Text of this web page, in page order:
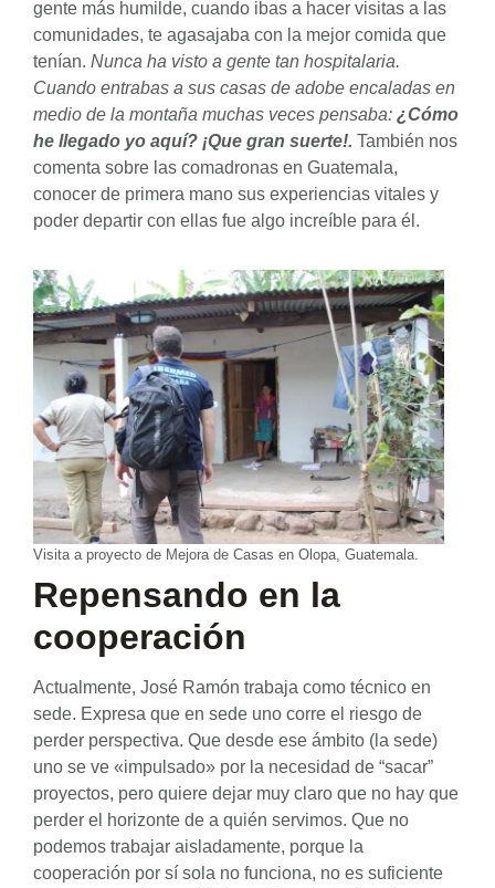
gente más humilde, cuando ibas a hacer visitas a las
comunidades, te agasajaba con la mejor comida que
tenían. Nunca ha visto a gente tan hospitalaria.
Cuando entrabas a sus casas de adobe encaladas en
medio de la montaña muchas veces pensaba: ¿Cómo
he llegado yo aquí? ¡Que gran suerte!. También nos
comenta sobre las comadronas en Guatemala,
conocer de primera mano sus experiencias vitales y
poder departir con ellas fue algo increíble para él.
Visita a proyecto de Mejora de Casas en Olopa, Guatemala.
Repensando en la
cooperación
Actualmente, José Ramón trabaja como técnico en
sede. Expresa que en sede uno corre el riesgo de
perder perspectiva. Que desde ese ámbito (la sede)
uno se ve «impulsado» por la necesidad de “sacar”
proyectos, pero quiere dejar muy claro que no hay que
perder el horizonte de a quién servimos. Que no
podemos trabajar aisladamente, porque la
cooperación por sí sola no funciona, no es suficiente